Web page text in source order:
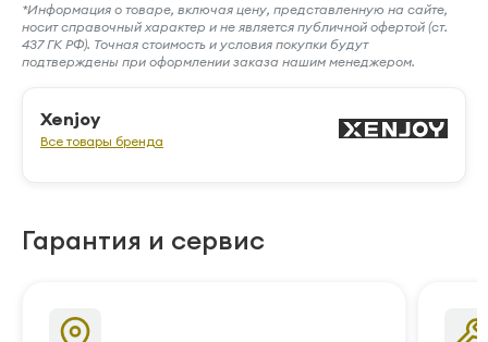
*Информация о товаре, включая цену, представленную на сайте,
носит справочный характер и не является публичной офертой (ст.
437 ГК РФ). Точная стоимость и условия покупки будут
подтверждены при оформлении заказа нашим менеджером.
Xenjoy
Все товары бренда
Гарантия и сервис